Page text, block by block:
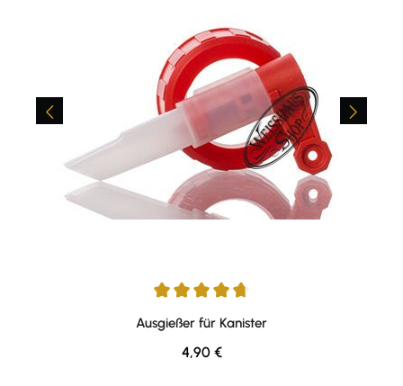
Durchschnittliche Bewertung von 4.76 von 5 Sternen
Ausgießer für Kanister
Regulärer Preis:
4,90 €